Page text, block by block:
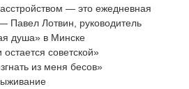
— это ежедневная
Павел Лотвин, руководитель
душа» в Минске
советской»
из меня бесов»